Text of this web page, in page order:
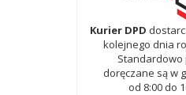
Kurier DPD
kolejnego dnia
Standardowo
doręczane są w
od 8:00 do